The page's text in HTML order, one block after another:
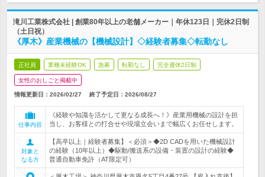
滝川工業株式会社 | 創業80年以上の老舗メーカー｜年休123日｜完休2日制
（土日祝）
《厚木》産業機械の【機械設計】◇経験者募集◇転勤なし
正社員 業種未経験OK 急募 転勤なし 完全週休2日制
女性のおしごと掲載中
情報更新日：2026/02/27 終了予定日： 2026/08/27
仕事内容
《経験や知識を活かして更なる成長へ！》産業用機械の設計を担
当し、お客様との打合せや現場立会いまで幅広くお任せします。
対象と
なる方
【高卒以上｜経験者募集】＜必須＞◆2D CADを用いた機械設計
の経験（10年以上）◆駆動/搬送系の設備・装置の設計の経験◆
普通自動車免許（AT限定可）